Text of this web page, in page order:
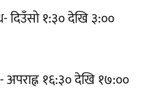
दिउँसो १:३० देखि ३:००
अपराह्न १६:३० देखि १७:००